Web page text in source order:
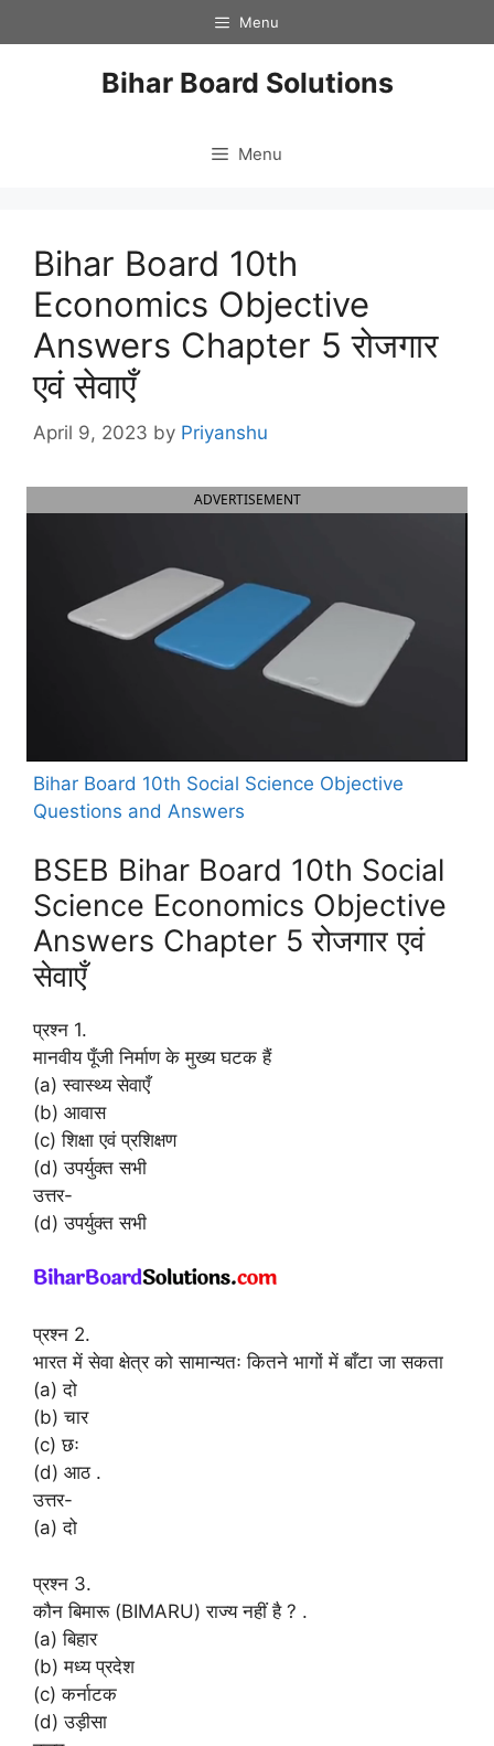
to
Menu
Bihar Board Solutions
Menu
Bihar Board 10th
Economics Objective
Answers Chapter 5 रोजगार
एवं सेवाएँ
April 9, 2023 by Priyanshu
ADVERTISEMENT
Bihar Board 10th Social Science Objective
Questions and Answers
BSEB Bihar Board 10th Social
Science Economics Objective
Answers Chapter 5 रोजगार एवं
सेवाएँ
प्रश्न 1.
मानवीय पूँजी निर्माण के मुख्य घटक हैं
(a) स्वास्थ्य सेवाएँ
(b) आवास
(c) शिक्षा एवं प्रशिक्षण
(d) उपर्युक्त सभी
उत्तर-
(d) उपर्युक्त सभी
प्रश्न 2.
भारत में सेवा क्षेत्र को सामान्यतः कितने भागों में बाँटा जा सकता
(a) दो
(b) चार
(c) छः
(d) आठ .
उत्तर-
(a) दो
प्रश्न 3.
कौन बिमारू (BIMARU) राज्य नहीं है ? .
(a) बिहार
(b) मध्य प्रदेश
(c) कर्नाटक
(d) उड़ीसा